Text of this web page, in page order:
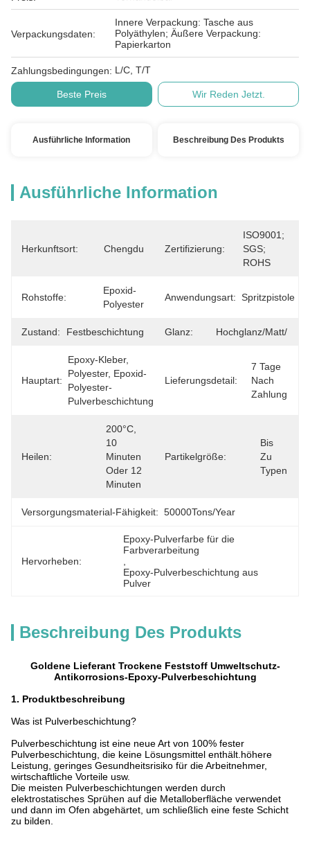
Verpackungsdaten:
Innere Verpackung: Tasche aus
Polyäthylen; Äußere Verpackung:
Papierkarton
Zahlungsbedingungen: L/C, T/T
Beste Preis Wir Reden Jetzt.
Ausführliche Information Beschreibung Des Produkts
Ausführliche Information
Herkunftsort: Chengdu Zertifizierung:
ISO9001;
SGS;
ROHS
Rohstoffe:
Epoxid-
Polyester
Anwendungsart: Spritzpistole
Zustand: Festbeschichtung Glanz: Hochglanz/matt/
Hauptart:
Epoxy-Kleber,
Polyester, Epoxid-
Polyester-
Pulverbeschichtung
Lieferungsdetail:
7 Tage
Nach
Zahlung
Heilen:
200°C,
10
Minuten
Oder 12
Minuten
Partikelgröße:
Bis
Zu
Typen
Versorgungsmaterial-Fähigkeit: 50000Tons/Year
Hervorheben:
Epoxy-Pulverfarbe für die
Farbverarbeitung
Epoxy-Pulverbeschichtung aus
Pulver
Beschreibung Des Produkts
Goldene Lieferant Trockene Feststoff Umweltschutz-
Antikorrosions-Epoxy-Pulverbeschichtung
1. Produktbeschreibung
Was ist Pulverbeschichtung?
Pulverbeschichtung ist eine neue Art von 100% fester
Pulverbeschichtung, die keine Lösungsmittel enthält.höhere
Leistung, geringes Gesundheitsrisiko für die Arbeitnehmer,
wirtschaftliche Vorteile usw.
Die meisten Pulverbeschichtungen werden durch
elektrostatisches Sprühen auf die Metalloberfläche verwendet
und dann im Ofen abgehärtet, um schließlich eine feste Schicht
zu bilden.